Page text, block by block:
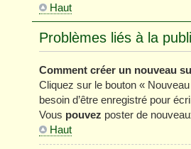
Haut
Problèmes liés à la
Comment créer un nouveau
Cliquez sur le bouton «
besoin d’être enregistré pour
Vous pouvez poster de
Haut